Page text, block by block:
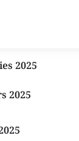
2025
2025